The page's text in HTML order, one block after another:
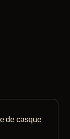
de casque